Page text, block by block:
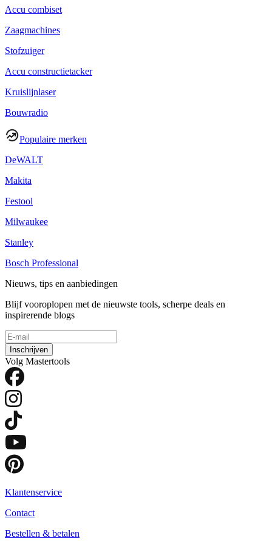
Accu combiset
Zaagmachines
Stofzuiger
Accu constructietacker
Kruislijnlaser
Bouwradio
Populaire merken
DeWALT
Makita
Festool
Milwaukee
Stanley
Bosch Professional
Nieuws, tips en aanbiedingen
Blijf vooroplopen met de nieuwste tools, scherpe deals en
inspirerende blogs
Inschrijven
Volg Mastertools
Klantenservice
Contact
Bestellen & betalen